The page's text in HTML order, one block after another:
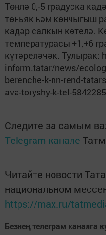
Төнлә 0,-5 градуска
төньяк һәм көнчыгыш
кадәр салкын көтелә.
температурасы +1,+6
күтәреләчәк. Тулырак:
inform.tatar/news/
berenche-k-nn-rend-
ava-toryshy-k-tel-5842285
Следите за самым
Telegram-канале
Читайте новости
национальном
https://max.ru/
Безнең телеграм каналга